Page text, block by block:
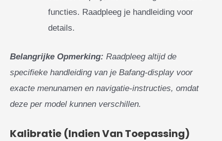
functies. Raadpleeg je handleiding voor
details.
Belangrijke Opmerking: Raadpleeg altijd de
specifieke handleiding van je Bafang-display voor
exacte menunamen en navigatie-instructies, omdat
deze per model kunnen verschillen.
Kalibratie (Indien Van Toepassing)